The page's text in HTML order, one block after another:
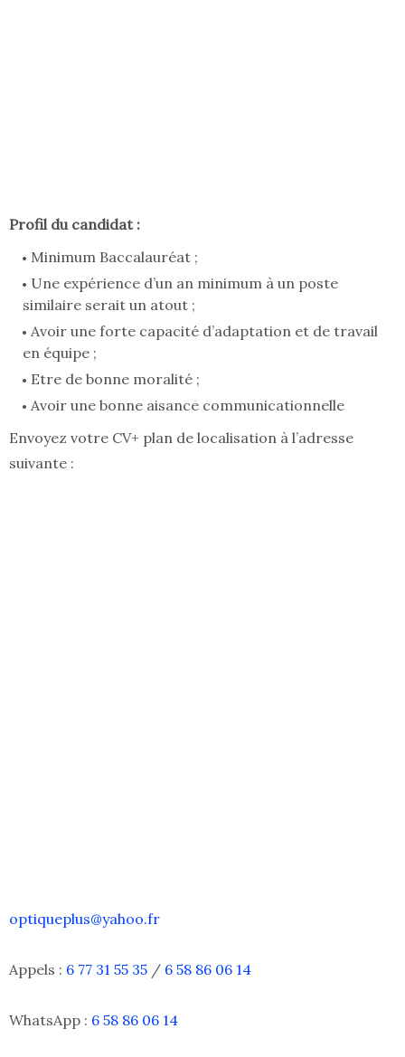
Profil du candidat :
Minimum Baccalauréat ;
Une expérience d’un an minimum à un poste
similaire serait un atout ;
Avoir une forte capacité d’adaptation et de travail
en équipe ;
Etre de bonne moralité ;
Avoir une bonne aisance communicationnelle
Envoyez votre CV+ plan de localisation à l’adresse
suivante :
optiqueplus@yahoo.fr
Appels : 6 77 31 55 35 / 6 58 86 06 14
WhatsApp : 6 58 86 06 14